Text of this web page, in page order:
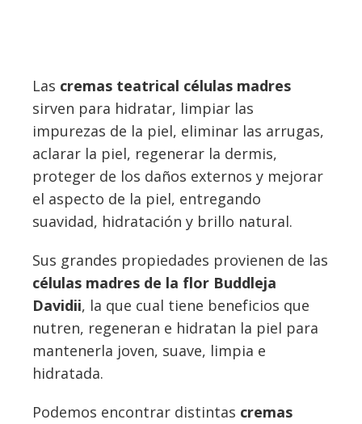
Las cremas teatrical células madres
sirven para hidratar, limpiar las
impurezas de la piel, eliminar las arrugas,
aclarar la piel, regenerar la dermis,
proteger de los daños externos y mejorar
el aspecto de la piel, entregando
suavidad, hidratación y brillo natural.
Sus grandes propiedades provienen de las
células madres de la flor Buddleja
Davidii, la que cual tiene beneficios que
nutren, regeneran e hidratan la piel para
mantenerla joven, suave, limpia e
hidratada.
Podemos encontrar distintas cremas